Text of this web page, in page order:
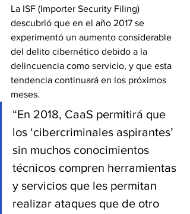
La ISF (Importer Security Filing)
descubrió que en el año 2017 se
experimentó un aumento considerable
del delito cibernético debido a la
delincuencia como servicio, y que esta
tendencia continuará en los próximos
meses.
“En 2018, CaaS permitirá que
los ‘cibercriminales aspirantes’
sin muchos conocimientos
técnicos compren herramientas
y servicios que les permitan
realizar ataques que de otro